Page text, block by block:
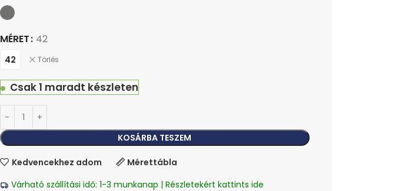
MÉRET 42
42 Törlés
Csak 1 maradt készleten
KOSÁRBA TESZEM
Kedvencekhez adom
Mérettábla
Várható szállítási idő: 1-3 munkanap | Részletekért kattints ide